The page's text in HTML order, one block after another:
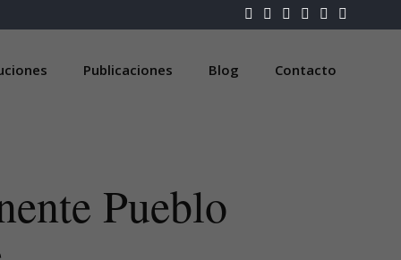
Publicaciones Blog Contacto
Pueblo